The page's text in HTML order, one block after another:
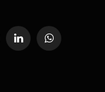
LinkedInWhatsApp